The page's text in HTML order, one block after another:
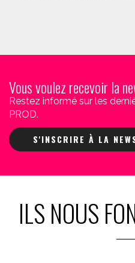
Vous voulez recevoir la
Restez informé sur les
PROD.
S'INSCRIRE À LA
ILS NOUS